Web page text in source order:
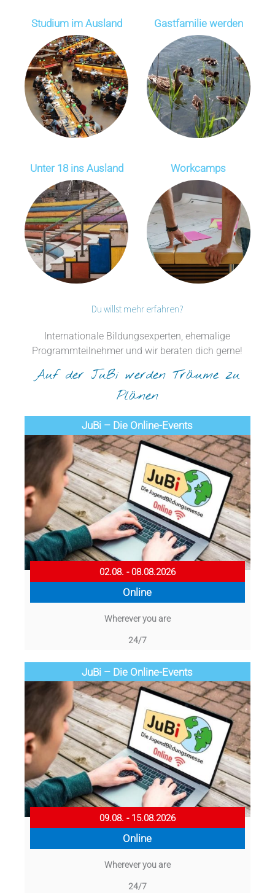
Studium im Ausland Gastfamilie werden
Unter 18 ins Ausland Workcamps
Du willst mehr erfahren?
Internationale Bildungsexperten, ehemalige
Programmteilnehmer und wir beraten dich gerne!
Auf der JuBi werden Träume zu
Plänen
JuBi – Die Online-Events
02.08. - 08.08.2026
Online
Wherever you are
24/7
JuBi – Die Online-Events
09.08. - 15.08.2026
Online
Wherever you are
24/7